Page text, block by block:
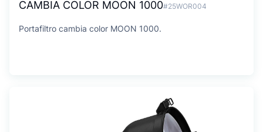
CAMBIA COLOR MOON 1000#25WOR004
Portafiltro cambia color MOON 1000.